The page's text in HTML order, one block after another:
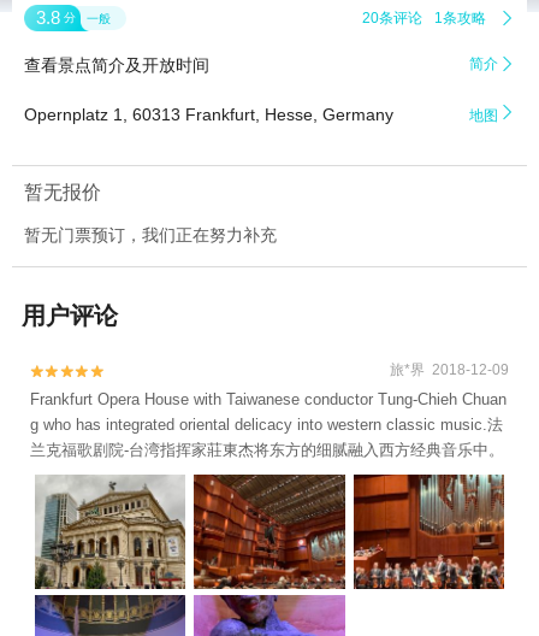
3.8 分 一般 20条评论 1条攻略 
查看景点简介及开放时间 简介 
Opernplatz 1, 60313 Frankfurt, Hesse, Germany 地图 
暂无报价
暂无门票预订，我们正在努力补充
用户评论

 旅*界 2018-12-09
Frankfurt Opera House with Taiwanese conductor Tung-Chieh Chuan
g who has integrated oriental delicacy into western classic music.法
兰克福歌剧院-台湾指挥家莊東杰将东方的细腻融入西方经典音乐中。